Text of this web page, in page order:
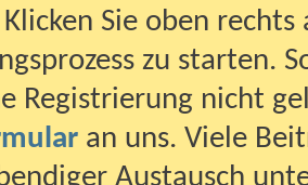
Sie oben
zu starten.
Registrierung nicht
an uns. Viele
Austausch